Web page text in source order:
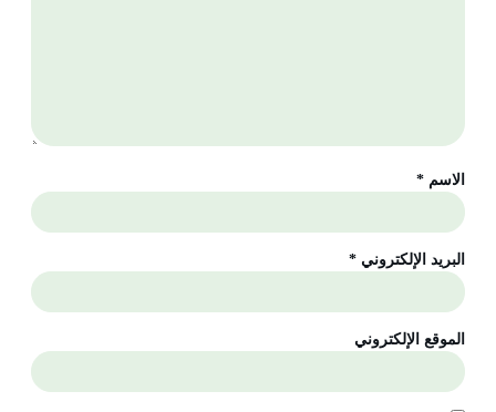
الاسم *
البريد الإلكتروني *
الموقع الإلكتروني